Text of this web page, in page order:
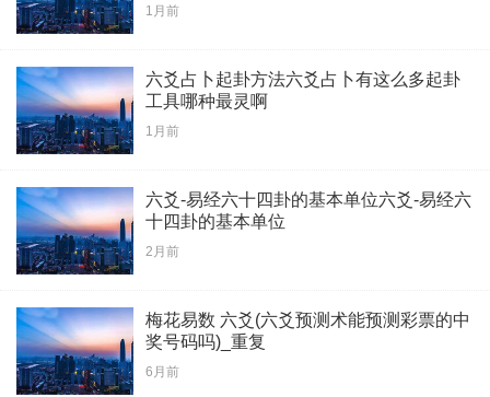
1月前
六爻占卜起卦方法六爻占卜有这么多起卦
工具哪种最灵啊
1月前
六爻-易经六十四卦的基本单位六爻-易经六
十四卦的基本单位
2月前
梅花易数 六爻(六爻预测术能预测彩票的中
奖号码吗)_重复
6月前